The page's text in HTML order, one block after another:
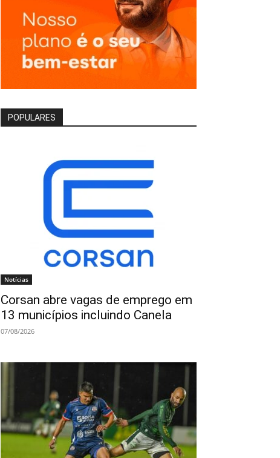
POPULARES
Notícias
Corsan abre vagas de emprego em
13 municípios incluindo Canela
07/08/2026